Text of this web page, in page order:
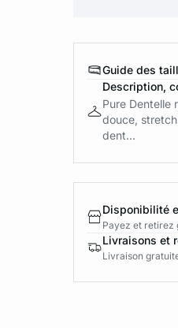
Guide des
Description,
Pure Dentelle
douce,
dent...
Disponibilité
Payez et retirez
Livraisons et
Livraison